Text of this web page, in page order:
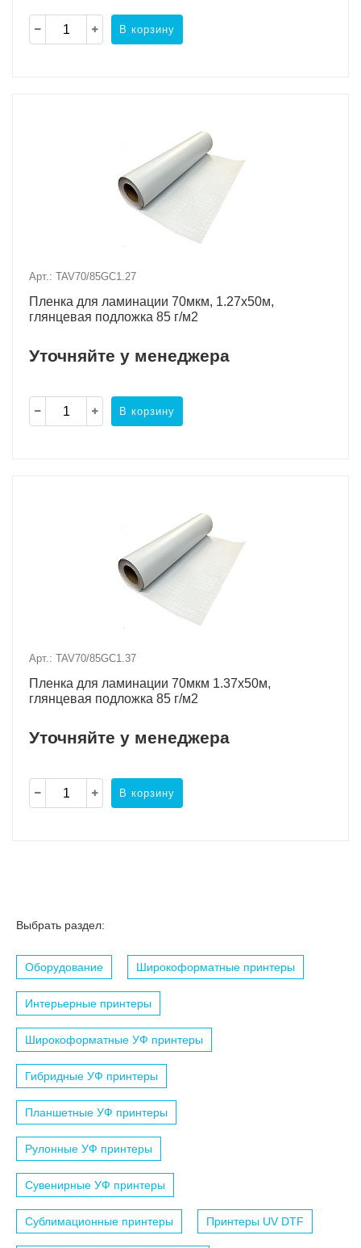
В корзину
Арт.: TAV70/85GC1.27
Пленка для ламинации 70мкм, 1.27х50м,
глянцевая подложка 85 г/м2
Уточняйте у менеджера
В корзину
Арт.: TAV70/85GC1.37
Пленка для ламинации 70мкм 1.37х50м,
глянцевая подложка 85 г/м2
Уточняйте у менеджера
В корзину
Выбрать раздел:
Оборудование Широкоформатные принтеры
Интерьерные принтеры
Широкоформатные УФ принтеры
Гибридные УФ принтеры
Планшетные УФ принтеры
Рулонные УФ принтеры
Сувенирные УФ принтеры
Сублимационные принтеры Принтеры UV DTF